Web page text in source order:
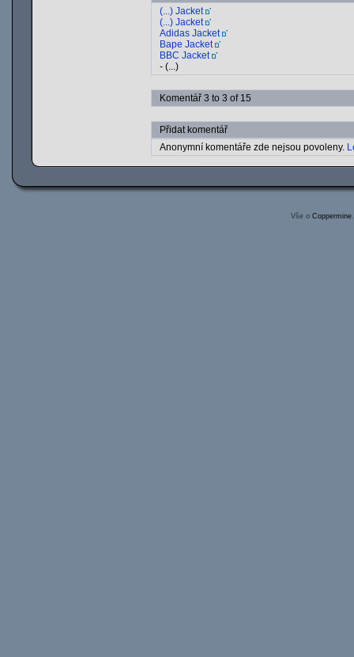
(...) Jacket
(...) Jacket
Adidas Jacket
Bape Jacket
BBC Jacket
- (...)
Komentář 3 to 3 of 15
Přidat komentář
Anonymní komentáře zde nejsou povoleny.
Vše o Coppermine